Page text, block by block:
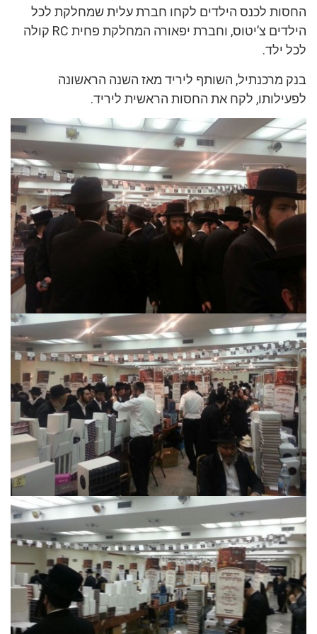
החסות לכנס הילדים לקחו חברת עלית שמחלקת לכל
הילדים צ’יטוס, וחברת יפאורה המחלקת פחית RC קולה
לכל ילד.
בנק מרכנתיל, השותף ליריד מאז השנה הראשונה
לפעילותו, לקח את החסות הראשית ליריד.